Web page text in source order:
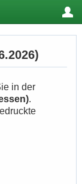
in der
.